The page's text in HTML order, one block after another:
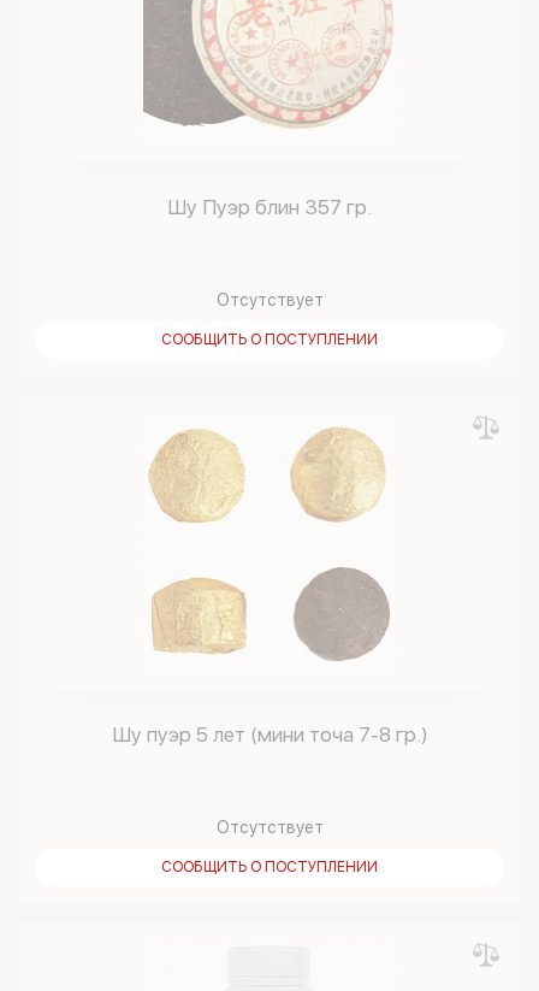
Шу Пуэр блин 357 гр.
Отсутствует
СООБЩИТЬ О ПОСТУПЛЕНИИ
Шу пуэр 5 лет (мини точа 7-8 гр.)
Отсутствует
СООБЩИТЬ О ПОСТУПЛЕНИИ